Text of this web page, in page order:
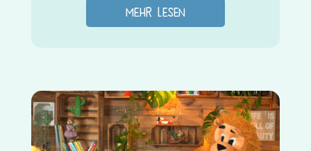
mehr lesen